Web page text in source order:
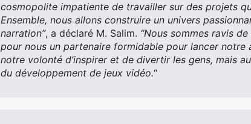
cosmopolite impatiente de travailler sur des projets
Ensemble, nous allons construire un univers
narration”, a déclaré M. Salim. “Nous sommes ravis
pour nous un partenaire formidable pour lancer notre
notre volonté d’inspirer et de divertir les gens, mais
du développement de jeux vidéo.“